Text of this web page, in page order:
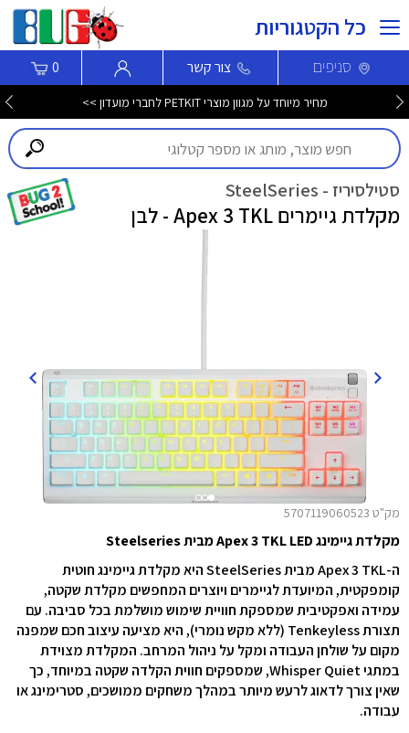
כל הקטגוריות
סניפים צור קשר 0
מחיר מיוחד על מגוון מוצרי PETKIT לחברי מועדון >>
סטילסיריז - SteelSeries
מקלדת גיימרים Apex 3 TKL - לבן
מק"ט 5707119060523
מקלדת גיימינג Apex 3 TKL LED מבית Steelseries
ה-Apex 3 TKL מבית SteelSeries היא מקלדת גיימינג חוטית
קומפקטית, המיועדת לגיימרים ויוצרים המחפשים מקלדת שקטה,
עמידה ואפקטיבית שמספקת חוויית שימוש מושלמת בכל סביבה. עם
תצורת Tenkeyless (ללא מקש נומרי), היא מציעה עיצוב חכם שמפנה
מקום על שולחן העבודה ומקל על ניהול המרחב. המקלדת מצוידת
במתגי Whisper Quiet, שמספקים חווית הקלדה שקטה במיוחד, כך
שאין צורך לדאוג לרעש מיותר במהלך משחקים ממושכים, סטרימינג או
עבודה.